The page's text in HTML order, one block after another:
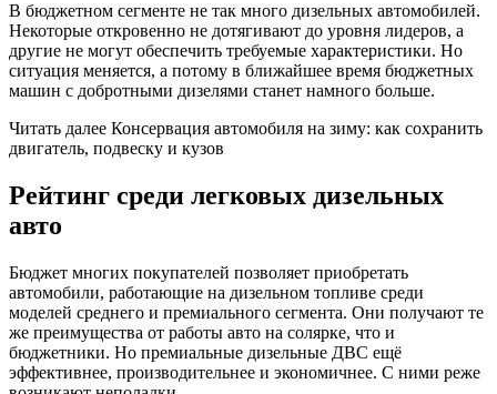
В бюджетном сегменте не так много дизельных автомобилей.
Некоторые откровенно не дотягивают до уровня лидеров, а
другие не могут обеспечить требуемые характеристики. Но
ситуация меняется, а потому в ближайшее время бюджетных
машин с добротными дизелями станет намного больше.
Читать далее Консервация автомобиля на зиму: как сохранить
двигатель, подвеску и кузов
Рейтинг среди легковых дизельных
авто
Бюджет многих покупателей позволяет приобретать
автомобили, работающие на дизельном топливе среди
моделей среднего и премиального сегмента. Они получают те
же преимущества от работы авто на солярке, что и
бюджетники. Но премиальные дизельные ДВС ещё
эффективнее, производительнее и экономичнее. С ними реже